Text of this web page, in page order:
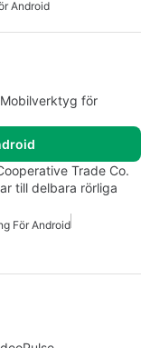
Android
för
Trade Co.
till delbara rörliga
För Android